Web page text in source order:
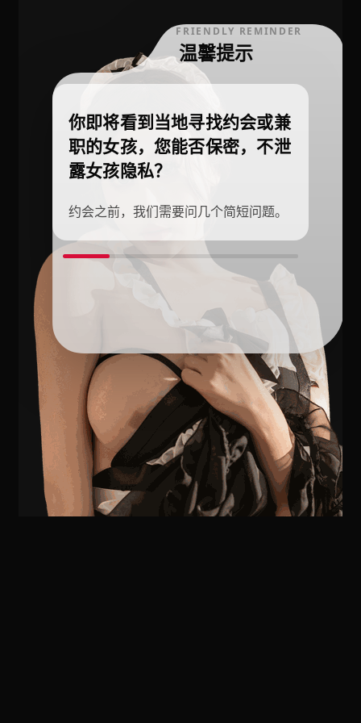
FRIENDLY REMINDER
温馨提示
你即将看到当地寻找约会或兼
职的女孩，您能否保密，不泄
露女孩隐私？
约会之前，我们需要问几个简短问题。